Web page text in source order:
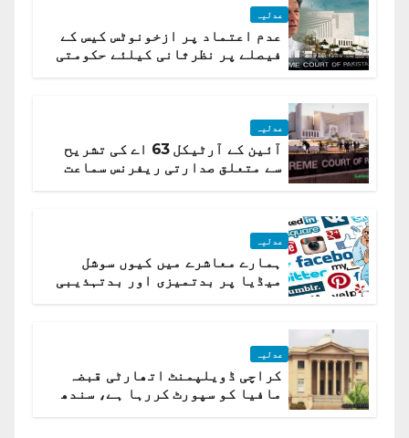
عدلیہ
عدم اعتماد پر ازخونوٹس کیس کے
فیصلے پر نظرثانی کیلئے حکومتی
عدلیہ
آئین کے آرٹیکل 63 اے کی تشریح
سے متعلق صدارتی ریفرنس سماعت
عدلیہ
ہمارے معاشرے میں کیوں سوشل
میڈیا پر بدتمیزی اور بدتہذیبی
عدلیہ
کراچی ڈویلپمنٹ اتھارٹی قبضہ
مافیا کو سپورٹ کررہا ہے، سندھ